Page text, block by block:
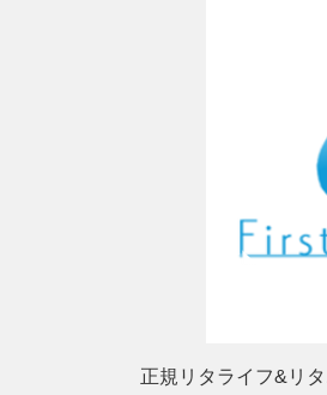
正規リタライフ&リ